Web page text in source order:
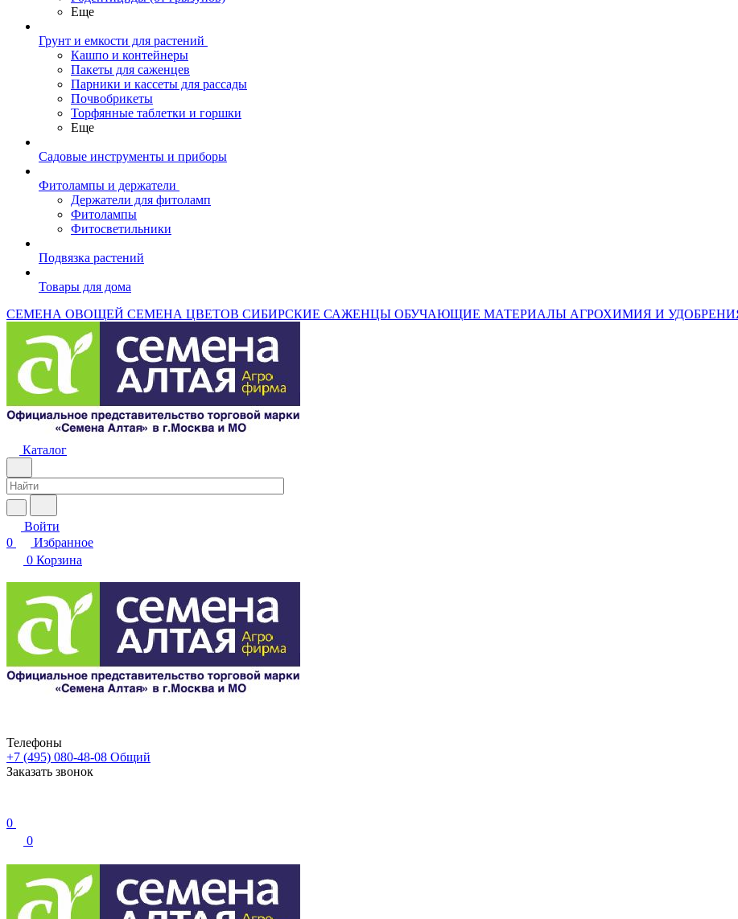
Еще
Грунт и емкости для растений
Кашпо и контейнеры
Пакеты для саженцев
Парники и кассеты для рассады
Почвобрикеты
Торфянные таблетки и горшки
Еще
Садовые инструменты и приборы
Фитолампы и держатели
Держатели для фитоламп
Фитолампы
Фитосветильники
Подвязка растений
Товары для дома
СЕМЕНА ОВОЩЕЙ СЕМЕНА ЦВЕТОВ СИБИРСКИЕ САЖЕНЦЫ ОБУЧАЮЩИЕ МАТЕРИАЛЫ АГРОХИМИЯ И
Каталог
Войти
0
Избранное
0 Корзина
Телефоны
+7 (495) 080-48-08 Общий
Заказать звонок
0
0